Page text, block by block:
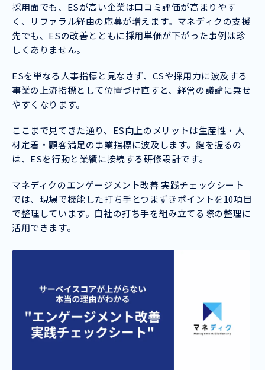
採用面でも、ESが高い企業は口コミ評価が高まりやす
く、リファラル経由の応募が増えます。マネディクの支援
先でも、ESの改善とともに採用単価が下がった事例は珍
しくありません。
ESを単なる人事指標と見なさず、CSや採用力に波及する
事業の上流指標として位置づけ直すと、経営の議論に乗せ
やすくなります。
ここまで見てきた通り、ES向上のメリットは生産性・人
材定着・顧客満足の事業指標に波及します。鍵を握るの
は、ESを行動と業績に接続する研修設計です。
マネディクのエンゲージメント改善 実践チェックシート
では、現場で機能した打ち手とつまずきポイントを10項目
で整理しています。自社の打ち手を組み立てる際の整理に
活用できます。